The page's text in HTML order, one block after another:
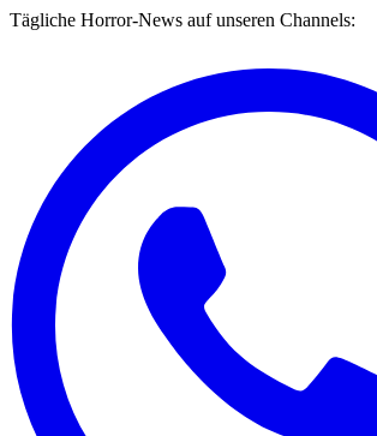
Tägliche Horror-News auf unseren Channels: